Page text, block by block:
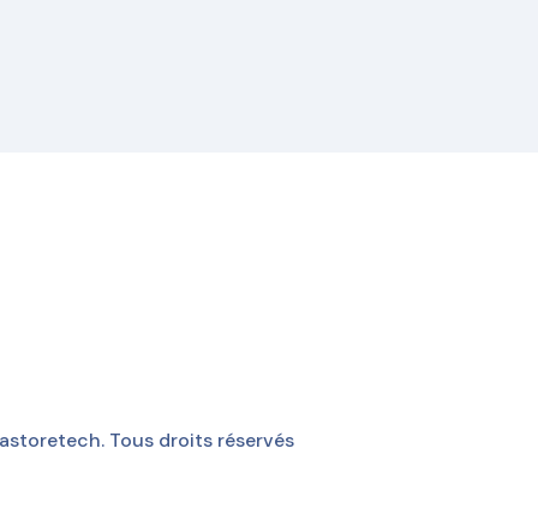
Tous droits réservés